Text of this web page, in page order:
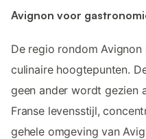
Avignon voor
De regio rondom
culinaire hoogtepunten.
geen ander wordt gezien
Franse levensstijl,
gehele omgeving van